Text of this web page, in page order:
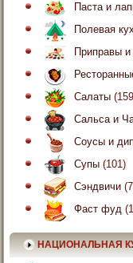
Паста и
Полевая
Приправы и
Салаты
Сальса и
Соусы и
Супы (101)
Сэндвичи
Фаст фуд
НАЦИОНАЛЬНАЯ